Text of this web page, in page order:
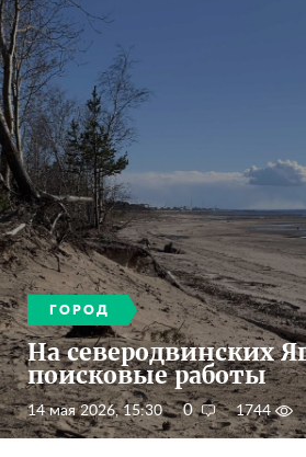
ГОРОД
На северодвинских
поисковые работы
14 мая 2026, 15:30 0 1744